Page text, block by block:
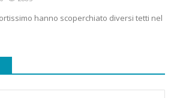
hanno scoperchiato diversi tetti nel